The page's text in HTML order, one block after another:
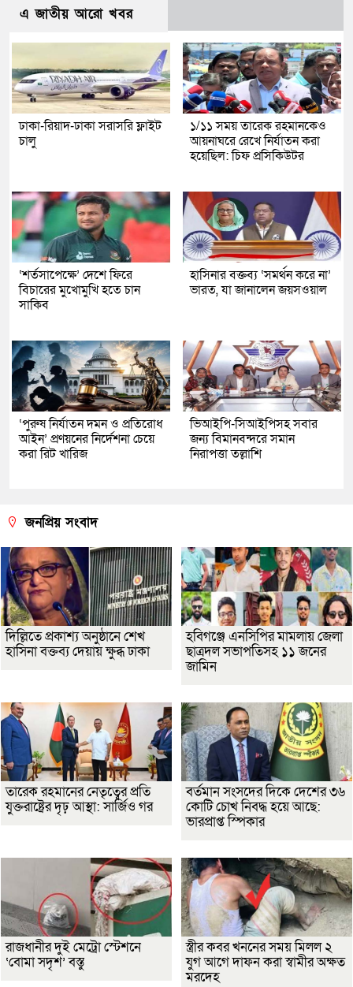
এ জাতীয় আরো খবর
ঢাকা-রিয়াদ-ঢাকা সরাসরি ফ্লাইট
চালু
১/১১ সময় তারেক রহমানকেও
আয়নাঘরে রেখে নির্যাতন করা
হয়েছিল: চিফ প্রসিকিউটর
‘শর্তসাপেক্ষে’ দেশে ফিরে
বিচারের মুখোমুখি হতে চান
সাকিব
হাসিনার বক্তব্য ‘সমর্থন করে না’
ভারত, যা জানালেন জয়সওয়াল
‘পুরুষ নির্যাতন দমন ও প্রতিরোধ
আইন’ প্রণয়নের নির্দেশনা চেয়ে
করা রিট খারিজ
ভিআইপি-সিআইপিসহ সবার
জন্য বিমানবন্দরে সমান
নিরাপত্তা তল্লাশি
জনপ্রিয় সংবাদ
দিল্লিতে প্রকাশ্য অনুষ্ঠানে শেখ
হাসিনা বক্তব্য দেয়ায় ক্ষুব্ধ ঢাকা
হবিগঞ্জে এনসিপির মামলায় জেলা
ছাত্রদল সভাপতিসহ ১১ জনের
জামিন
তারেক রহমানের নেতৃত্বের প্রতি
যুক্তরাষ্ট্রের দৃঢ় আস্থা: সার্জিও গর
বর্তমান সংসদের দিকে দেশের ৩৬
কোটি চোখ নিবদ্ধ হয়ে আছে:
ভারপ্রাপ্ত স্পিকার
রাজধানীর দুই মেট্রো স্টেশনে
‘বোমা সদৃশ’ বস্তু
স্ত্রীর কবর খননের সময় মিলল ২
যুগ আগে দাফন করা স্বামীর অক্ষত
মরদেহ